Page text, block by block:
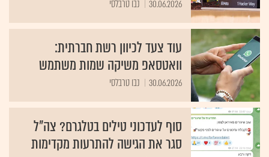
30.06.2026 נבו טרבלסי
עוד צעד לכיוון רשת חברתית:
וואטסאפ משיקה שמות משתמש
30.06.2026 נבו טרבלסי
סוף לעדכוני טילים בטלגרם? צה"ל
סגר את הגישה להתרעות מקדימות